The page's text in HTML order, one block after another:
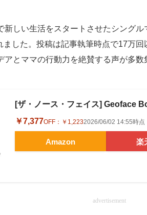
の話題
しい生活をスタートさせたシング
ました。投稿は記事執筆時点で17万回
アとママの行動力を絶賛する声が多数
[ザ・ノース・フェイス] Geoface
￥7,377OFF： ￥1,2232026/06/02 14:55時点
Amazon 楽
advertisement